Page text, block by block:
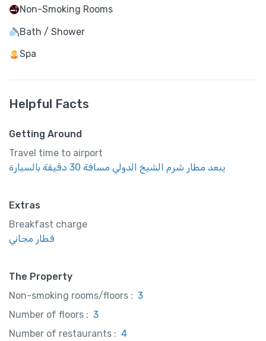
Non-Smoking Rooms
Bath / Shower
Spa
Helpful Facts
Getting Around
Travel time to airport
يبعد مطار شرم الشيخ الدولي مسافة 30 دقيقة بالسيارة
Extras
Breakfast charge
فطار مجاني
The Property
Non-smoking rooms/floors : 3
Number of floors : 3
Number of restaurants : 4